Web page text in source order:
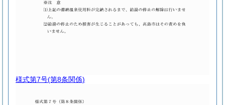
様式第7号(第8条関係)